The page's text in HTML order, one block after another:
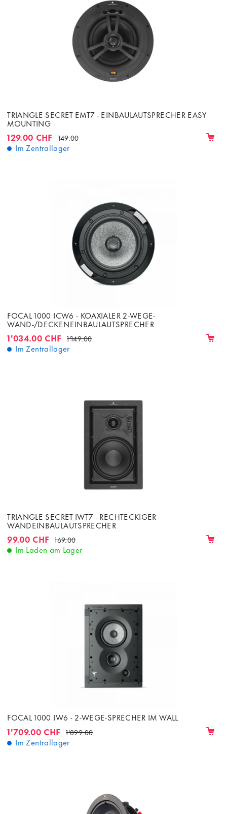
TRIANGLE SECRET EMT7 - EINBAULAUTSPRECHER EASY
MOUNTING
129.00 CHF 149.00
Im Zentrallager
FOCAL 1000 ICW6 - KOAXIALER 2-WEGE-
WAND-/DECKENEINBAULAUTSPRECHER
1'034.00 CHF 1'149.00
Im Zentrallager
TRIANGLE SECRET IWT7 - RECHTECKIGER
WANDEINBAULAUTSPRECHER
99.00 CHF 169.00
Im Laden am Lager
FOCAL 1000 IW6 - 2-WEGE-SPRECHER IM WALL
1'709.00 CHF 1'899.00
Im Zentrallager